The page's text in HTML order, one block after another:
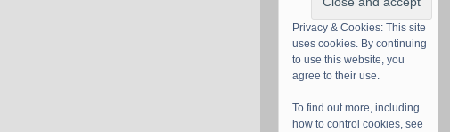
Privacy & Cookies: This site
uses cookies. By continuing
to use this website, you
agree to their use.
To find out more, including
how to control cookies, see